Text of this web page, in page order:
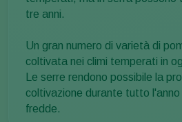
tre anni.
Un gran numero di varietà di
coltivata nei climi temperati in
Le serre rendono possibile la
coltivazione durante tutto l'anno
fredde.